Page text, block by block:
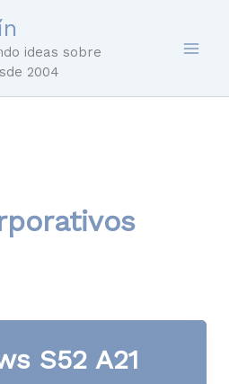
ideas sobre
2004
S52 A21